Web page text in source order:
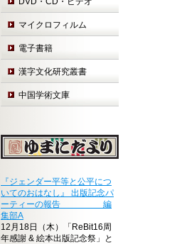
マイクロフィルム
電子書籍
漢字文化研究叢書
中国学術文庫
『ジェンダー平等と公平につ
いてのおはなし』 出版記念パ
ーティーの報告 編
集部A
12月18日（木）「ReBit16周
年感謝 & 絵本出版記念祭」と